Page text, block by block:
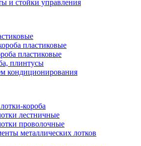
и стойки управления
пластиковые
пластиковые
плинтусы
кондиционирования
короба
лестничные
проволочные
металлических лотков